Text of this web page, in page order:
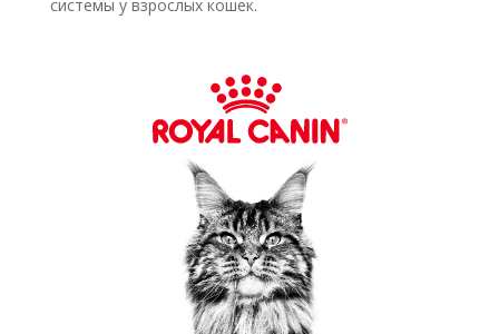
системы у взрослых кошек.